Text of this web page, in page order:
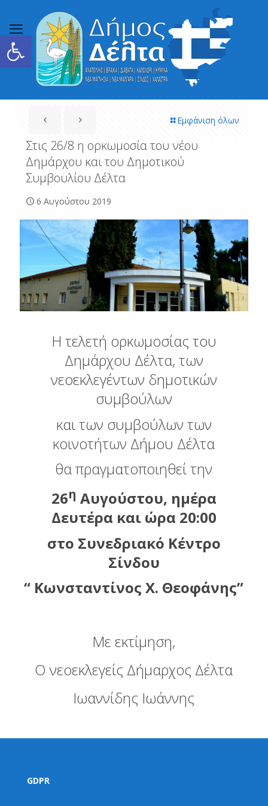
Ανοίξτε τη γραμμή εργαλείων
Εμφάνιση όλων
Στις 26/8 η ορκωμοσία του νέου
Δημάρχου και του Δημοτικού
Συμβουλίου Δέλτα
6 Αυγούστου 2019
Η τελετή ορκωμοσίας του
Δημάρχου Δέλτα, των
νεοεκλεγέντων δημοτικών
συμβούλων
και των συμβούλων των
κοινοτήτων Δήμου Δέλτα
θα πραγματοποιηθεί την
26η Αυγούστου, ημέρα
Δευτέρα και ώρα 20:00
στο Συνεδριακό Κέντρο
Σίνδου
“ Κωνσταντίνος Χ. Θεοφάνης”
Με εκτίμηση,
Ο νεοεκλεγείς Δήμαρχος Δέλτα
Ιωαννίδης Ιωάννης
GDPR